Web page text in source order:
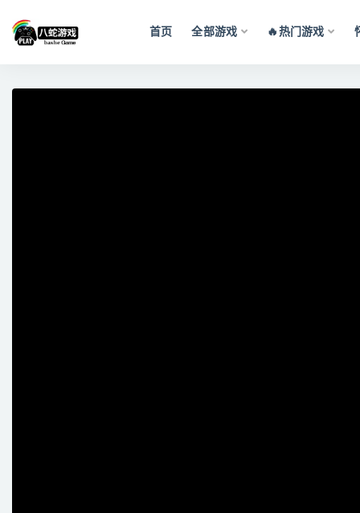
首页 全部游戏 🔥热门游戏